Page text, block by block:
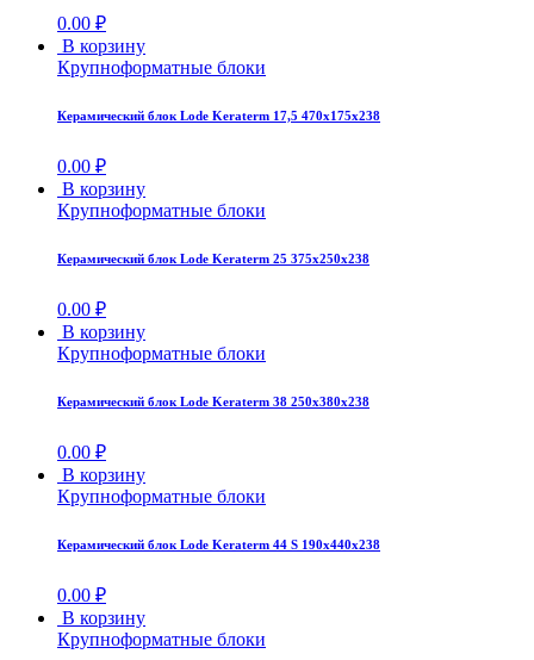
0.00 ₽
В корзину
Крупноформатные блоки
Керамический блок Lode Keraterm 17,5 470x175x238
0.00 ₽
В корзину
Крупноформатные блоки
Керамический блок Lode Keraterm 25 375x250x238
0.00 ₽
В корзину
Крупноформатные блоки
Керамический блок Lode Keraterm 38 250x380x238
0.00 ₽
В корзину
Крупноформатные блоки
Керамический блок Lode Keraterm 44 S 190x440x238
0.00 ₽
В корзину
Крупноформатные блоки